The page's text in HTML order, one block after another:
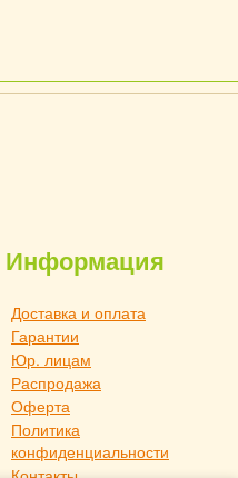
Информация
Доставка и оплата
Гарантии
Юр. лицам
Распродажа
Оферта
Политика
конфиденциальности